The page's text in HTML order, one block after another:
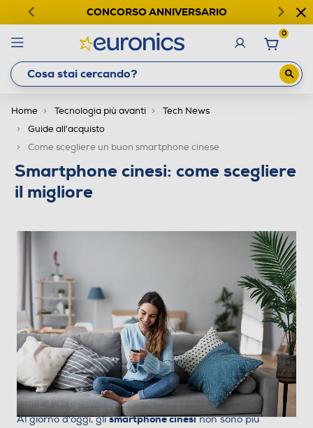
CONCORSO ANNIVERSARIO
0
Home Tecnologia più avanti
Tech News
Guide all'acquisto
Come scegliere un buon smartphone cinese
Smartphone cinesi: come scegliere
il migliore
Al giorno d'oggi, glismartphone cinesinon sono più